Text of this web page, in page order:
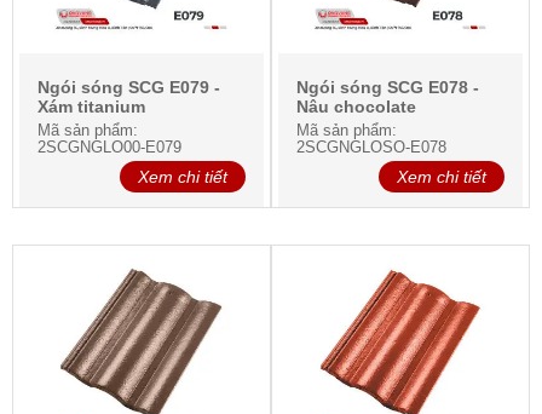
Ngói sóng SCG E079 -
Xám titanium
Mã sản phẩm:
2SCGNGLO00-E079
Xem chi tiết
Ngói sóng SCG E078 -
Nâu chocolate
Mã sản phẩm:
2SCGNGLOSO-E078
Xem chi tiết